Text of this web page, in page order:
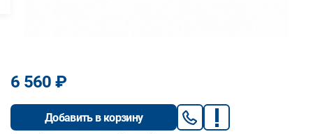
6 560 ₽
Добавить в корзину